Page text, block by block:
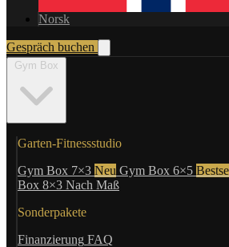
Norsk
Gespräch buchen
Gym Box
Garten-Fitnessstudio
Gym Box 7×3 Neu Gym Box 6×5
Box 8×3 Nach Maß
Sonderpakete
Finanzierung FAQ